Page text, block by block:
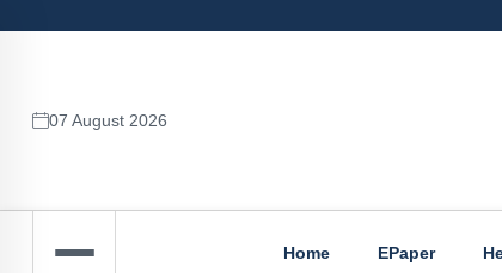
07 August 2026
Home EPaper